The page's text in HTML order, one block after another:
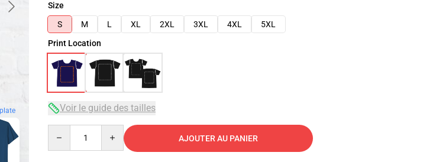
Size
S
M L XL 2XL 3XL 4XL
5XL
Print Location
Voir le guide des tailles
AJOUTER AU PANIER